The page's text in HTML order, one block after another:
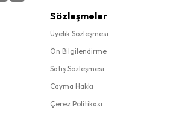
Sözleşmeler
Üyelik Sözleşmesi
Ön Bilgilendirme
Satış Sözleşmesi
Cayma Hakkı
Çerez Politikası